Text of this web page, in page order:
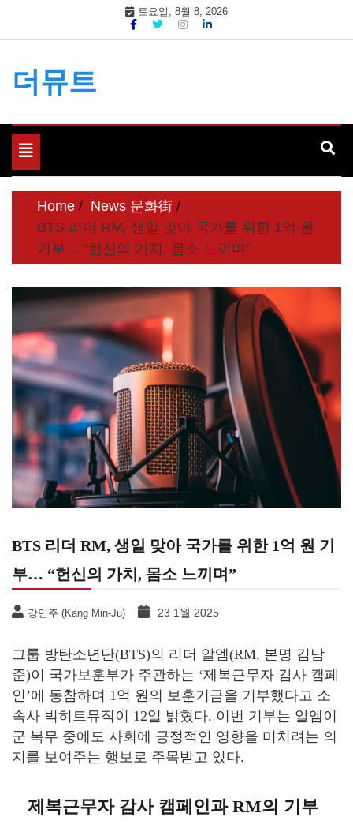
토요일, 8월 8, 2026
더뮤트
Toggle
navigation
Home
News 문화街
BTS 리더 RM, 생일 맞아 국가를 위한 1억 원
기부… “헌신의 가치, 몸소 느끼며”
BTS 리더 RM, 생일 맞아 국가를 위한 1억 원 기
부… “헌신의 가치, 몸소 느끼며”
강민주 (Kang Min-Ju) 23 1월 2025
그룹 방탄소년단(BTS)의 리더 알엠(RM, 본명 김남
준)이 국가보훈부가 주관하는 ‘제복근무자 감사 캠페
인’에 동참하며 1억 원의 보훈기금을 기부했다고 소
속사 빅히트뮤직이 12일 밝혔다. 이번 기부는 알엠이
군 복무 중에도 사회에 긍정적인 영향을 미치려는 의
지를 보여주는 행보로 주목받고 있다.
제복근무자 감사 캠페인과 RM의 기부